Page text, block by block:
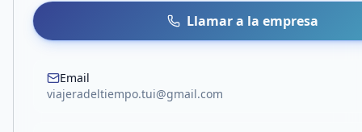
Llamar a la empresa
Email
viajeradeltiempo.tui@gmail.com